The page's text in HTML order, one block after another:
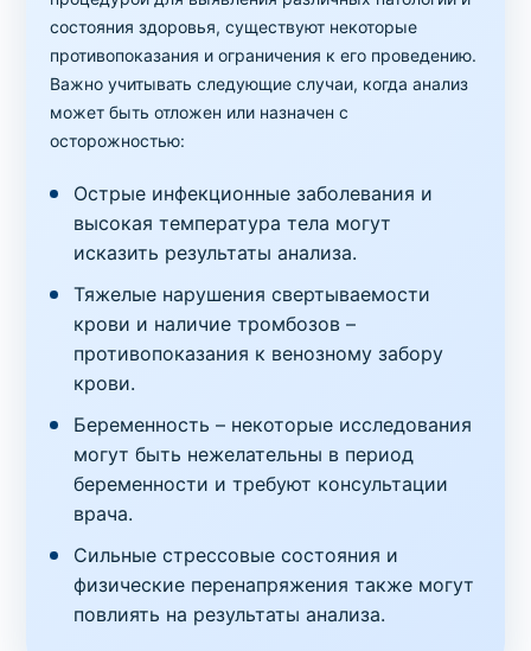
состояния здоровья, существуют некоторые
противопоказания и ограничения к его проведению.
Важно учитывать следующие случаи, когда анализ
может быть отложен или назначен с
осторожностью:
Острые инфекционные заболевания и
высокая температура тела могут
исказить результаты анализа.
Тяжелые нарушения свертываемости
крови и наличие тромбозов –
противопоказания к венозному забору
крови.
Беременность – некоторые исследования
могут быть нежелательны в период
беременности и требуют консультации
врача.
Сильные стрессовые состояния и
физические перенапряжения также могут
повлиять на результаты анализа.